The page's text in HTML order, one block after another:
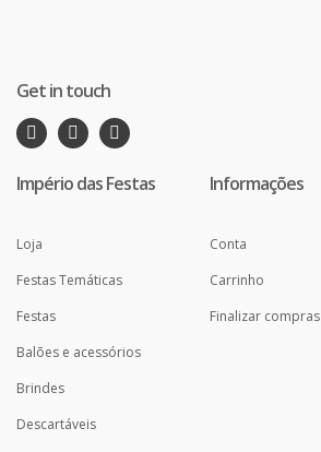
Get in touch
Império das Festas
Loja
Festas Temáticas
Festas
Balões e acessórios
Brindes
Descartáveis
Informações
Conta
Carrinho
Finalizar compras